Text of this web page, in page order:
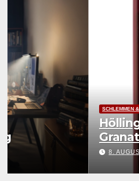
LEBENSART
Endlich Erleuchtung
8. AUGUST 2026